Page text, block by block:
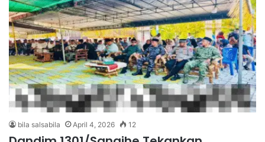
bila salsabila April 4, 2026 12